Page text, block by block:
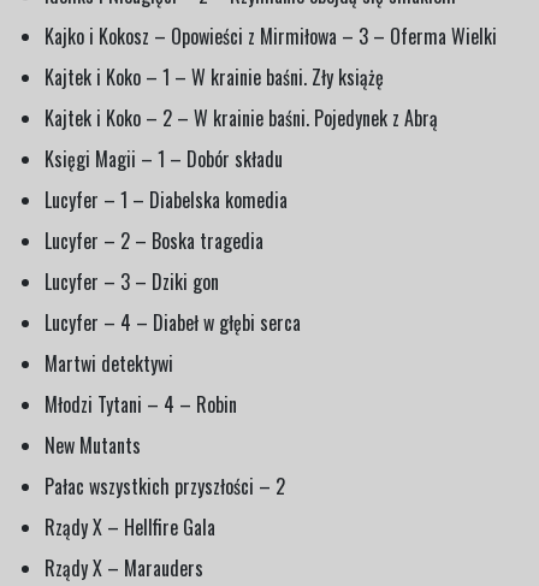
Kajko i Kokosz – Opowieści z Mirmiłowa – 3 – Oferma Wielki
Kajtek i Koko – 1 – W krainie baśni. Zły książę
Kajtek i Koko – 2 – W krainie baśni. Pojedynek z Abrą
Księgi Magii – 1 – Dobór składu
Lucyfer – 1 – Diabelska komedia
Lucyfer – 2 – Boska tragedia
Lucyfer – 3 – Dziki gon
Lucyfer – 4 – Diabeł w głębi serca
Martwi detektywi
Młodzi Tytani – 4 – Robin
New Mutants
Pałac wszystkich przyszłości – 2
Rządy X – Hellfire Gala
Rządy X – Marauders